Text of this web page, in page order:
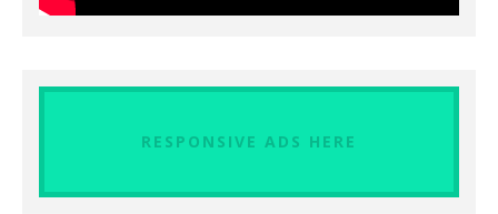
RESPONSIVE ADS HERE